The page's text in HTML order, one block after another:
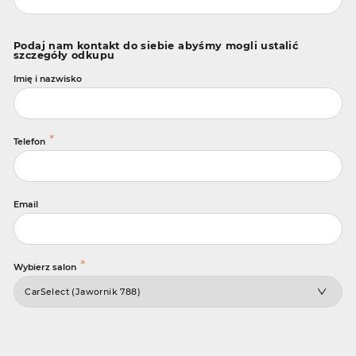
Podaj nam kontakt do siebie abyśmy mogli ustalić
szczegóły odkupu
Imię i nazwisko
Telefon *
Email
Wybierz salon *